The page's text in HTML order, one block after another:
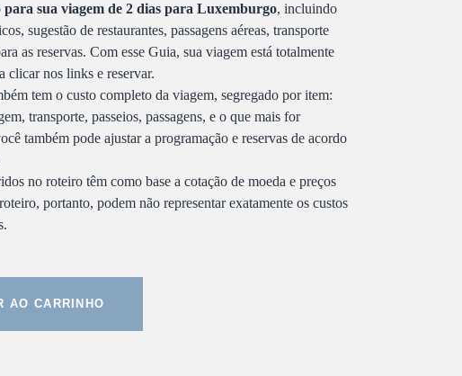
sua viagem de 2 dias para Luxemburgo, incluindo
sugestão de restaurantes, passagens aéreas, transporte
as reservas. Com esse Guia, sua viagem está totalmente
clicar nos links e reservar.
tem o custo completo da viagem, segregado por item:
transporte, passeios, passagens, e o que mais for
também pode ajustar a programação e reservas de acordo
no roteiro têm como base a cotação de moeda e preços
portanto, podem não representar exatamente os custos
AO CARRINHO